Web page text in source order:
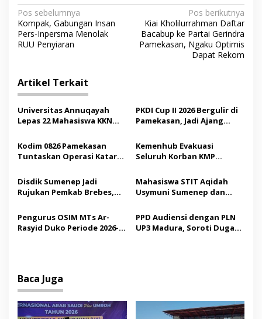
N
a
v
g
a
s
i
p
o
s
Pos sebelumnya
Kompak, Gabungan Insan
Pers-Inpersma Menolak
RUU Penyiaran
Pos berikutnya
Kiai Kholilurrahman Daftar
Bacabup ke Partai Gerindra
Pamekasan, Ngaku Optimis
Dapat Rekom
Artikel Terkait
Universitas Annuqayah
Lepas 22 Mahasiswa KKN
Saudi
PKDI Cup II 2026 Bergulir di
Pamekasan, Jadi Ajang
Madura
Kodim 0826 Pamekasan
Tuntaskan Operasi Katarak
Tindakan Medis
Kemenhub Evakuasi
Seluruh Korban KMP
Operator Diaudit
Disdik Sumenep Jadi
Rujukan Pemkab Brebes,
Pendidikan Berbasis
Budaya
Mahasiswa STIT Aqidah
Usymuni Sumenep dan
Jenazah WNI Asal Aceh di
Malaysia
Pengurus OSIM MTs Ar-
Rasyid Duko Periode 2026-
PPD Audiensi dengan PLN
UP3 Madura, Soroti Dugaan
Baca Juga